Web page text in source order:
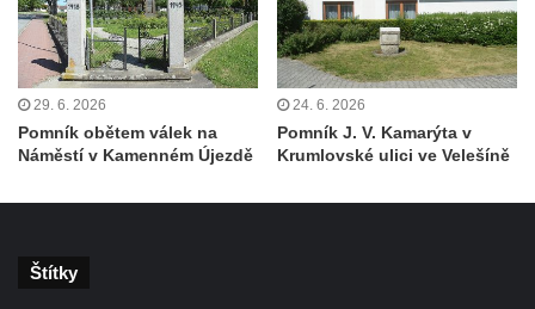
Hrob Franze Wünsche na hřbitově v
Benešově nad Ploučnicí
Pamětní desky obětem 1. světové války v
kapli Panny Marie Bolestné v Benešově
nad Ploučnicí
29. 6. 2026
Pomník obětem válek na
Náměstí v Kamenném Újezdě
24. 6. 2026
Pomník J. V. Kamarýta v
Krumlovské ulici ve Velešíně
Štítky